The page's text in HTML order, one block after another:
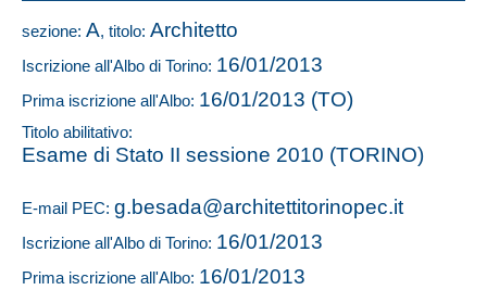
sezione: A, titolo: Architetto
Iscrizione all'Albo di Torino: 16/01/2013
Prima iscrizione all'Albo: 16/01/2013 (TO)
Titolo abilitativo:
Esame di Stato II sessione 2010 (TORINO)
E-mail PEC: g.besada@architettitorinopec.it
Iscrizione all'Albo di Torino: 16/01/2013
Prima iscrizione all'Albo: 16/01/2013